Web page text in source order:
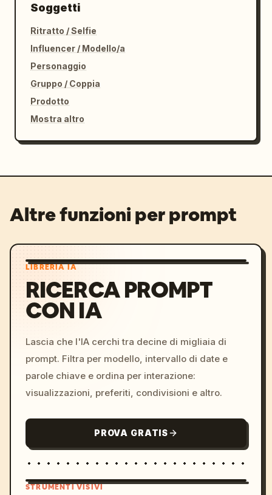
Soggetti
Ritratto / Selfie
Influencer / Modello/a
Personaggio
Gruppo / Coppia
Prodotto
Mostra altro
Altre funzioni per prompt
LIBRERIA IA
RICERCA PROMPT
CON IA
Lascia che l'IA cerchi tra decine di migliaia di
prompt. Filtra per modello, intervallo di date e
parole chiave e ordina per interazione:
visualizzazioni, preferiti, condivisioni e altro.
PROVA GRATIS
STRUMENTI VISIVI